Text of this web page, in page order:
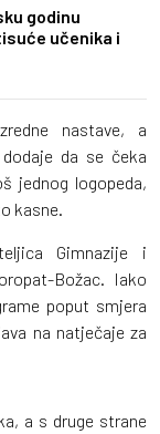
godinu
učenika i
nastave, a
da se čeka
jednog logopeda,
kasne.
Gimnazije i
Božac. Iako
poput smjera
na natječaje za
a s druge strane